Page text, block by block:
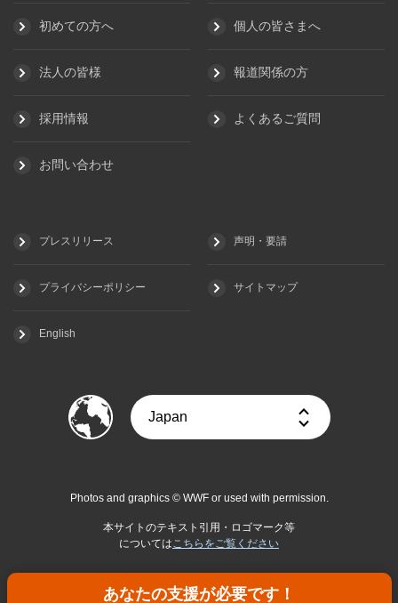
あなたの支援が必要です！
初めての方へ 個人の皆さまへ
法人の皆様 報道関係の方
採用情報 よくあるご質問
お問い合わせ
プレスリリース 声明・要請
プライバシーポリシー サイトマップ
English
Photos and graphics © WWF or used with permission.
本サイトのテキスト引用・ロゴマーク等
についてはこちらをご覧ください